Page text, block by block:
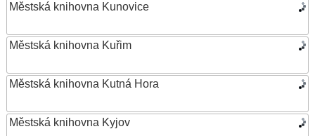
Městská knihovna Kunovice
Městská knihovna Kuřim
Městská knihovna Kutná Hora
Městská knihovna Kyjov